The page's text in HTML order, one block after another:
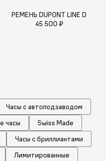
РЕМЕНЬ DUPONT LINE D
45 500 ₽
Часы с автоподзаводом
часы
Swiss Made
Часы с бриллиантами
Лимитированные